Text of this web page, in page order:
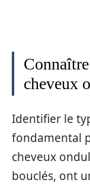
cheveux
Identifier le
fondamental
cheveux
bouclés, ont